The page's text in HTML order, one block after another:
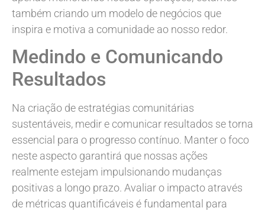
também criando um modelo de negócios que
inspira e motiva a comunidade ao nosso redor.
Medindo e Comunicando
Resultados
Na criação de estratégias comunitárias
sustentáveis, medir e comunicar resultados se torna
essencial para o progresso contínuo. Manter o foco
neste aspecto garantirá que nossas ações
realmente estejam impulsionando mudanças
positivas a longo prazo. Avaliar o impacto através
de métricas quantificáveis é fundamental para